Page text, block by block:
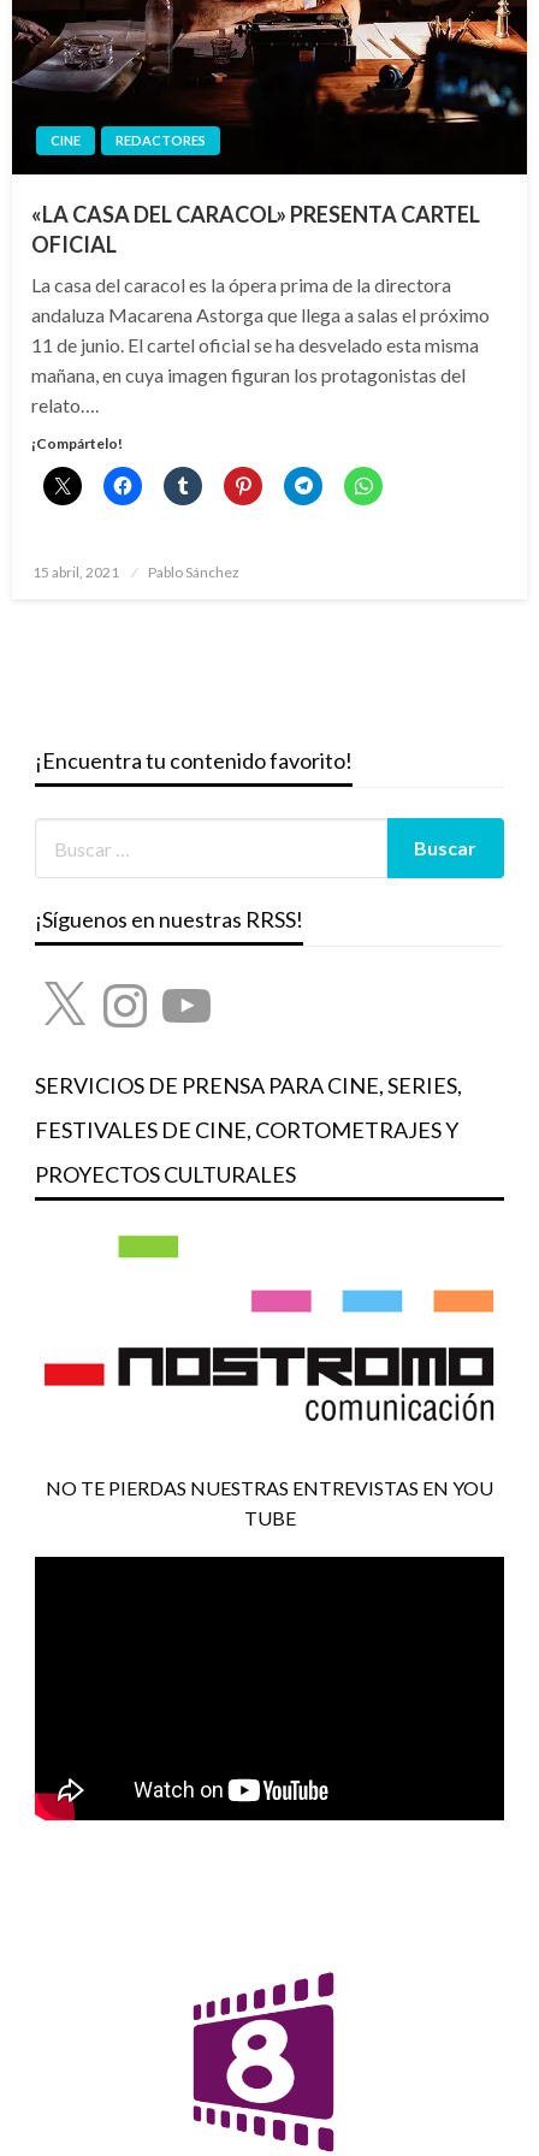
CINE REDACTORES
«LA CASA DEL CARACOL» PRESENTA CARTEL
OFICIAL
La casa del caracol es la ópera prima de la directora
andaluza Macarena Astorga que llega a salas el próximo
11 de junio. El cartel oficial se ha desvelado esta misma
mañana, en cuya imagen figuran los protagonistas del
relato….
¡Compártelo!
Publicado
15 abril, 2021 Pablo Sánchez
¡Encuentra tu contenido favorito!
¡Síguenos en nuestras RRSS!
X InstagramYouTube
SERVICIOS DE PRENSA PARA CINE, SERIES,
FESTIVALES DE CINE, CORTOMETRAJES Y
PROYECTOS CULTURALES
NO TE PIERDAS NUESTRAS ENTREVISTAS EN YOU
TUBE